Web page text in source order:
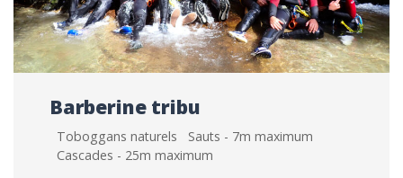
Barberine tribu
Toboggans naturels Sauts - 7m maximum
Cascades - 25m maximum